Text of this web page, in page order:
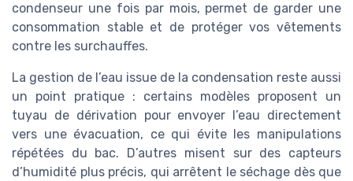
condenseur une fois par mois, permet de garder une
consommation stable et de protéger vos vêtements
contre les surchauffes.
La gestion de l’eau issue de la condensation reste aussi
un point pratique : certains modèles proposent un
tuyau de dérivation pour envoyer l’eau directement
vers une évacuation, ce qui évite les manipulations
répétées du bac. D’autres misent sur des capteurs
d’humidité plus précis, qui arrêtent le séchage dès que